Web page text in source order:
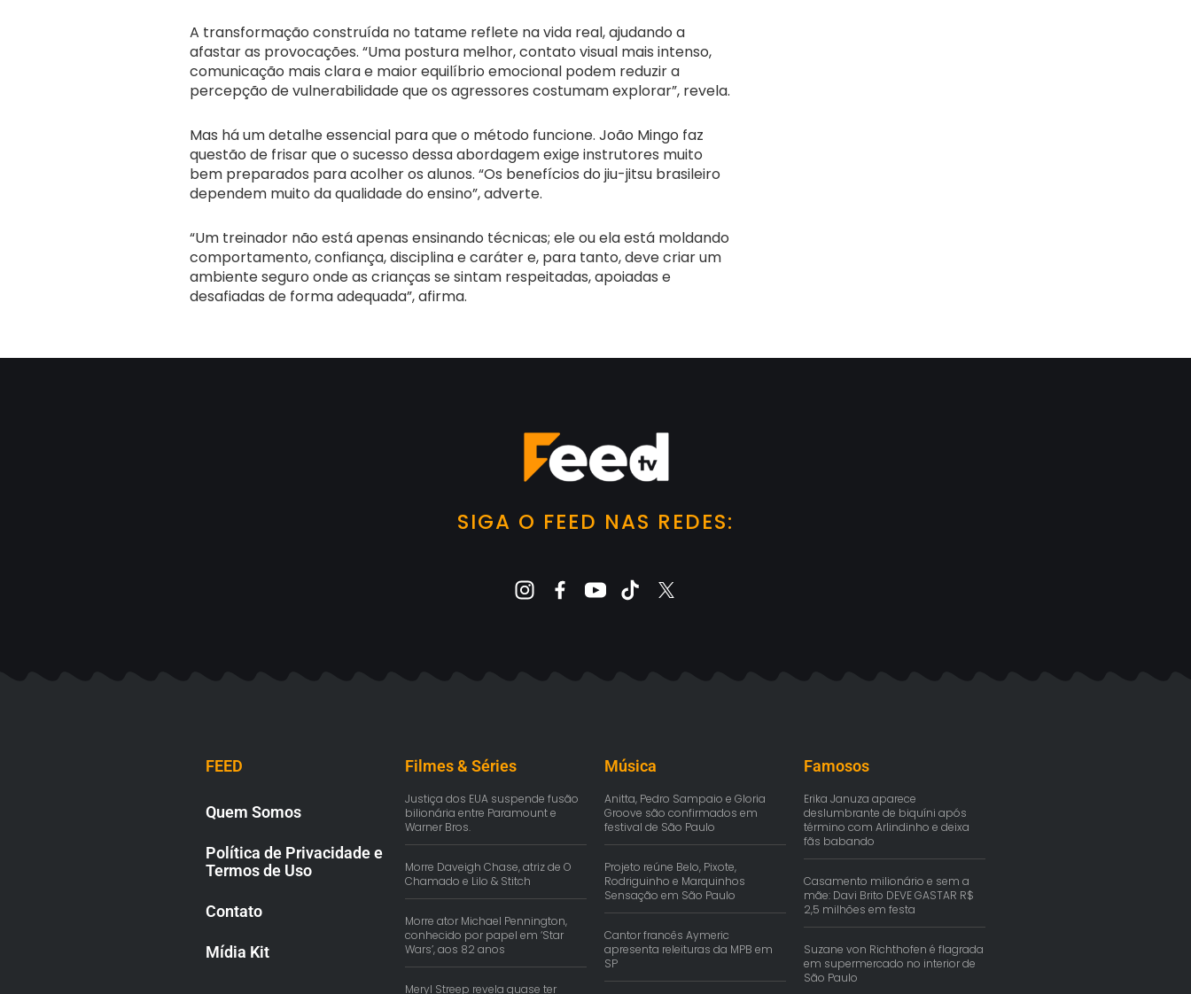
A transformação construída no tatame reflete na vida real, ajudando a
afastar as provocações. “Uma postura melhor, contato visual mais intenso,
comunicação mais clara e maior equilíbrio emocional podem reduzir a
percepção de vulnerabilidade que os agressores costumam explorar”, revela.
Mas há um detalhe essencial para que o método funcione. João Mingo faz
questão de frisar que o sucesso dessa abordagem exige instrutores muito
bem preparados para acolher os alunos. “Os benefícios do jiu-jitsu brasileiro
dependem muito da qualidade do ensino”, adverte.
“Um treinador não está apenas ensinando técnicas; ele ou ela está moldando
comportamento, confiança, disciplina e caráter e, para tanto, deve criar um
ambiente seguro onde as crianças se sintam respeitadas, apoiadas e
desafiadas de forma adequada”, afirma.
SIGA O FEED NAS REDES:
FEED
Quem Somos
Política de Privacidade e
Termos de Uso
Contato
Mídia Kit
Filmes & Séries
Justiça dos EUA suspende fusão
bilionária entre Paramount e
Warner Bros.
Morre Daveigh Chase, atriz de O
Chamado e Lilo & Stitch
Morre ator Michael Pennington,
conhecido por papel em ‘Star
Wars’, aos 82 anos
Meryl Streep revela quase ter
Música
Anitta, Pedro Sampaio e Gloria
Groove são confirmados em
festival de São Paulo
Projeto reúne Belo, Pixote,
Rodriguinho e Marquinhos
Sensação em São Paulo
Cantor francês Aymeric
apresenta releituras da MPB em
SP
Famosos
Erika Januza aparece
deslumbrante de biquíni após
término com Arlindinho e deixa
fãs babando
Casamento milionário e sem a
mãe: Davi Brito DEVE GASTAR R$
2,5 milhões em festa
Suzane von Richthofen é flagrada
em supermercado no interior de
São Paulo